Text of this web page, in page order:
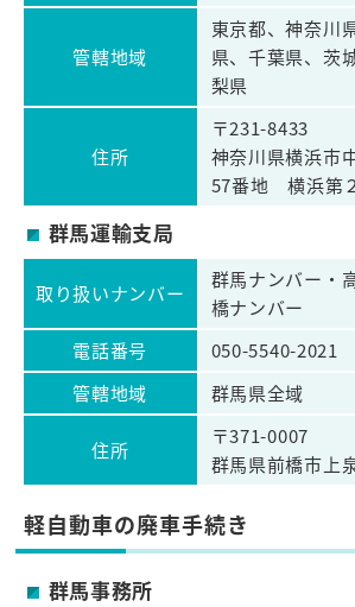
管轄地域
東京都、神奈川
県、千葉県、茨
梨県
住所
〒231-8433
神奈川県横浜市
57番地 横浜第
群馬運輸支局
取り扱いナンバー
群馬ナンバー・
橋ナンバー
電話番号
050-5540-2021
管轄地域
群馬県全域
住所
〒371-0007
群馬県前橋市上
軽自動車の廃車手続き
群馬事務所